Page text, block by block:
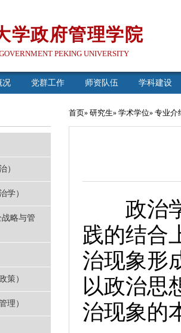
学政府管理学院
PEKING UNIVERSITY
况 党群工作 师资队伍 学科建设
）
学）
略与管
策）
理）
首页» 研究生» 学术学位» 专业介
政治学
践的结合
治现象形
以政治思
治现象的